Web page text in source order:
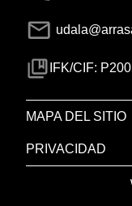
IFK/CIF:
MAPA DEL SITIO
PRIVACIDAD